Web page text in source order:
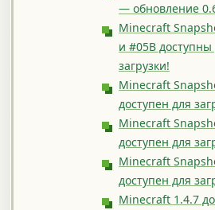
— обновление
Minecraft
и #05B доступны
загрузки!
Minecraft
доступен для
Minecraft
доступен для
Minecraft
доступен для
Minecraft 1.4.7